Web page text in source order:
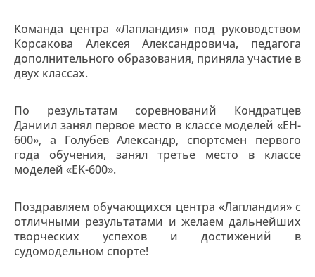
Команда центра «Лапландия» под руководством
Корсакова Алексея Александровича, педагога
дополнительного образования, приняла участие в
двух классах.
По результатам соревнований Кондратцев
Даниил занял первое место в классе моделей «EH-
600», а Голубев Александр, спортсмен первого
года обучения, занял третье место в классе
моделей «EK-600».
Поздравляем обучающихся центра «Лапландия» с
отличными результатами и желаем дальнейших
творческих успехов и достижений в
судомодельном спорте!